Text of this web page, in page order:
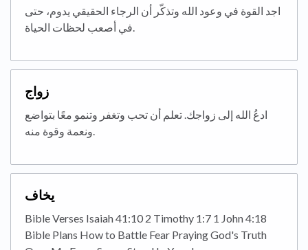
اجد القوة في وعود الله وتذكّر أن الرجاء الحقيقي يدوم، حتى
في أصعب لحظات الحياة.
زواج
ادعُ الله إلى زواجك. تعلم أن تحب وتغفر وتنمو معًا بتواضع
ونعمة وقوة منه.
يخاف
Bible Verses Isaiah 41:10 2 Timothy 1:7 1 John 4:18
Bible Plans How to Battle Fear Praying God's Truth